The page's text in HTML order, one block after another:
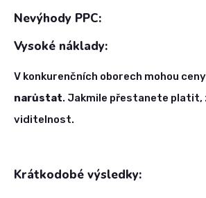
Nevýhody PPC:
Vysoké náklady:
V konkurenčních oborech mohou
narůstat. Jakmile přestanete
viditelnost.
Krátkodobé výsledky: